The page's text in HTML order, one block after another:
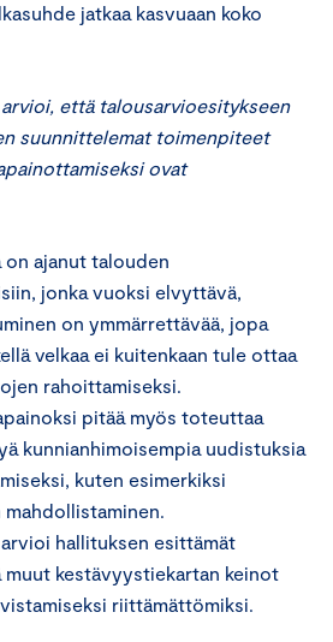
jatkaa kasvuaan koko
että talousarvioesitykseen
suunnittelemat toimenpiteet
ovat
ajanut talouden
jonka vuoksi elvyttävä,
on ymmärrettävää, jopa
velkaa ei kuitenkaan tule ottaa
rahoittamiseksi.
pitää myös toteuttaa
kunnianhimoisempia uudistuksia
kuten esimerkiksi
hallituksen esittämät
kestävyystiekartan keinot
riittämättömiksi.